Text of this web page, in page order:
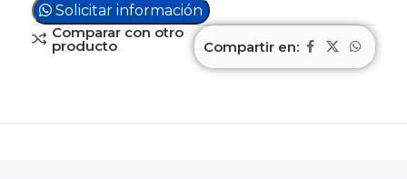
Solicitar información
Comparar con otro
producto Compartir en: